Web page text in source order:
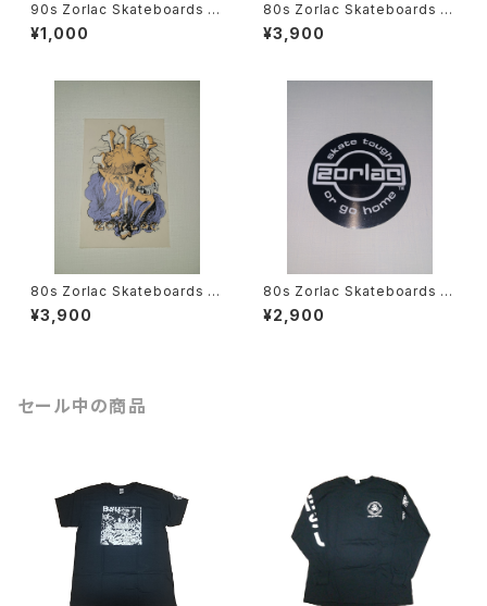
90s Zorlac Skateboards ス
テッカー スケートボード ヴィン
テージ
¥1,000
80s Zorlac Skateboards ス
テッカー Pushead ダブル
カット シュランケンヘッド ス
¥3,900
80s Zorlac Skateboards ス
テッカー Pushead メタリカ2
¥3,900
80s Zorlac Skateboards ス
テッカー skate tough or go
home スケートボード ヴィンテ
¥2,900
セール中の商品